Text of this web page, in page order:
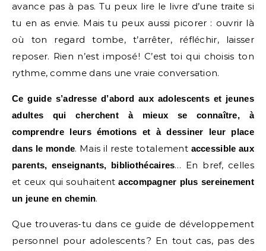
avance pas à pas. Tu peux lire le livre d’une traite si
tu en as envie. Mais tu peux aussi picorer : ouvrir là
où ton regard tombe, t’arrêter, réfléchir, laisser
reposer. Rien n’est imposé ! C’est toi qui choisis ton
rythme, comme dans une vraie conversation.
Ce guide s’adresse d’abord aux adolescents et jeunes
adultes qui cherchent à mieux se connaître, à
comprendre leurs émotions et à dessiner leur place
dans le monde. Mais il reste totalement accessible aux
parents, enseignants, bibliothécaires… En bref, celles
et ceux qui souhaitentaccompagner plus sereinement
un jeune en chemin.
Que trouveras-tu dans ce guide de développement
personnel pour adolescents ? En tout cas, pas des